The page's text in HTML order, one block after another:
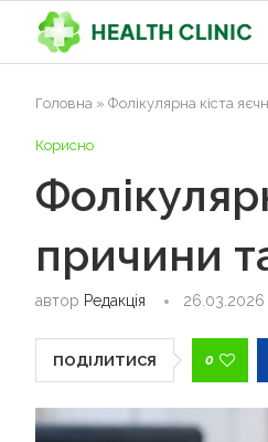
Головна » Фолікулярна кіста
Корисно
причини
автор Редакція 26.03.2026
ПОДІЛИТИСЯ 0